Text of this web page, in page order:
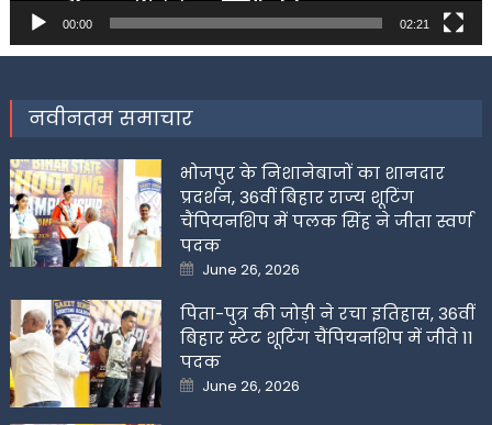
00:00 02:21
नवीनतम समाचार
भोजपुर के निशानेबाजों का शानदार
प्रदर्शन, 36वीं बिहार राज्य शूटिंग
चैंपियनशिप में पलक सिंह ने जीता स्वर्ण
पदक
Posted
on
June 26, 2026
पिता-पुत्र की जोड़ी ने रचा इतिहास, 36वीं
बिहार स्टेट शूटिंग चैंपियनशिप में जीते 11
पदक
Posted
on
June 26, 2026